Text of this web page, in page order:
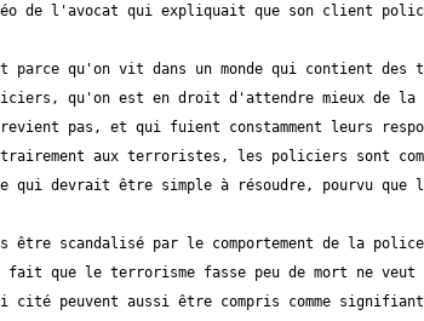
parce qu'on vit dans un monde qui contient
qu'on est en droit d'attendre mieux de la
être scandalisé par le comportement de la
fait que le terrorisme fasse peu de mort ne
peuvent aussi être compris comme